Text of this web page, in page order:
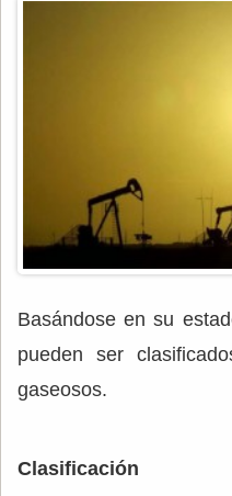
Basándose en su
pueden ser
gaseosos.
Clasificación